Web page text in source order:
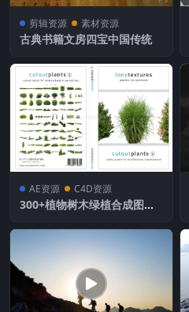
剪辑资源 素材资源
古典书籍文房四宝中国传统
AE资源 C4D资源
300+植物树木绿植合成图片